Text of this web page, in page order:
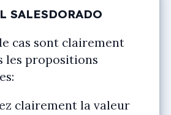
SALESDORADO
cas sont clairement
les propositions
clairement la valeur